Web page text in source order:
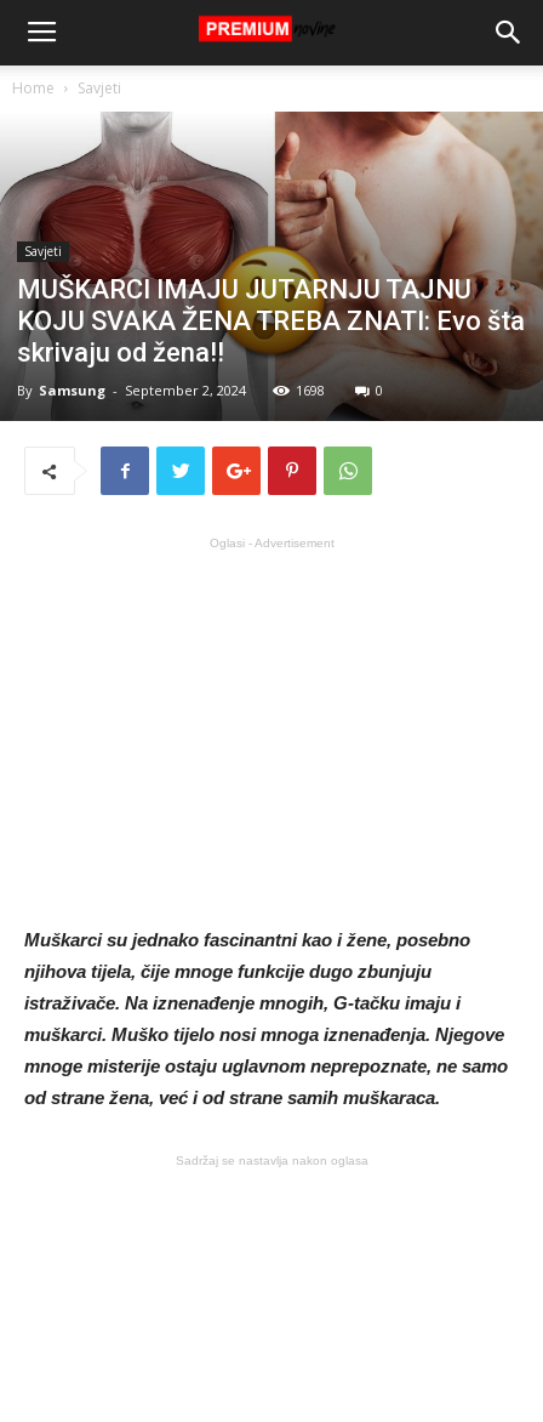
Home Savjeti
Savjeti
MUŠKARCI IMAJU JUTARNJU TAJNU
KOJU SVAKA ŽENA TREBA ZNATI: Evo šta
skrivaju od žena!!
By Samsung - September 2, 2024 1698 0
Oglasi - Advertisement
Muškarci su jednako fascinantni kao i žene, posebno
njihova tijela, čije mnoge funkcije dugo zbunjuju
istraživače. Na iznenađenje mnogih, G-tačku imaju i
muškarci. Muško tijelo nosi mnoga iznenađenja. Njegove
mnoge misterije ostaju uglavnom neprepoznate, ne samo
od strane žena, već i od strane samih muškaraca.
Sadržaj se nastavlja nakon oglasa